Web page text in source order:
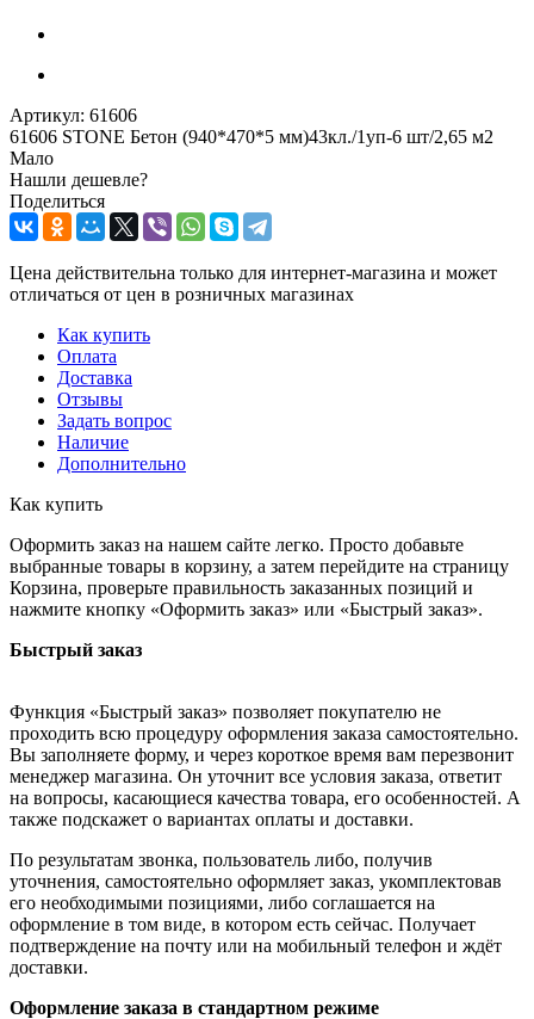
Артикул: 61606
61606 STONE Бетон (940*470*5 мм)43кл./1уп-6 шт/2,65 м2
Мало
Нашли дешевле?
Поделиться
Цена действительна только для интернет-магазина и может
отличаться от цен в розничных магазинах
Как купить
Оплата
Доставка
Отзывы
Задать вопрос
Наличие
Дополнительно
Как купить
Оформить заказ на нашем сайте легко. Просто добавьте
выбранные товары в корзину, а затем перейдите на страницу
Корзина, проверьте правильность заказанных позиций и
нажмите кнопку «Оформить заказ» или «Быстрый заказ».
Быстрый заказ
Функция «Быстрый заказ» позволяет покупателю не
проходить всю процедуру оформления заказа самостоятельно.
Вы заполняете форму, и через короткое время вам перезвонит
менеджер магазина. Он уточнит все условия заказа, ответит
на вопросы, касающиеся качества товара, его особенностей. А
также подскажет о вариантах оплаты и доставки.
По результатам звонка, пользователь либо, получив
уточнения, самостоятельно оформляет заказ, укомплектовав
его необходимыми позициями, либо соглашается на
оформление в том виде, в котором есть сейчас. Получает
подтверждение на почту или на мобильный телефон и ждёт
доставки.
Оформление заказа в стандартном режиме